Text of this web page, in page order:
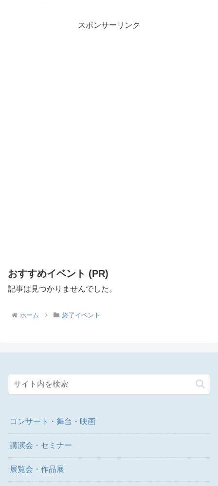
スポンサーリンク
おすすめイベント (PR)
記事は見つかりませんでした。
ホーム 終了イベント
コンサート・舞台・映画
講演会・セミナー
展覧会・作品展